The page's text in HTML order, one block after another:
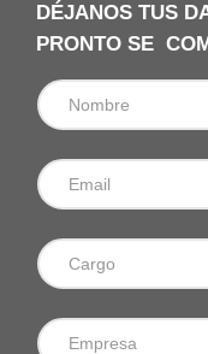
DÉJANOS TUS
PRONTO SE